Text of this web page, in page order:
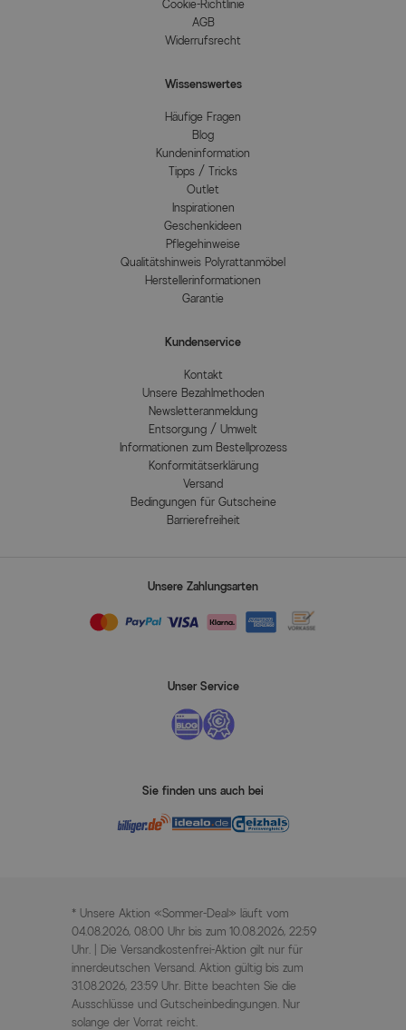
Cookie-Richtlinie
AGB
Widerrufsrecht
Wissenswertes
Häufige Fragen
Blog
Kundeninformation
Tipps / Tricks
Outlet
Inspirationen
Geschenkideen
Pflegehinweise
Qualitätshinweis Polyrattanmöbel
Herstellerinformationen
Garantie
Kundenservice
Kontakt
Unsere Bezahlmethoden
Newsletteranmeldung
Entsorgung / Umwelt
Informationen zum Bestellprozess
Konformitätserklärung
Versand
Bedingungen für Gutscheine
Barrierefreiheit
Unsere Zahlungsarten
Unser Service
Sie finden uns auch bei
* Unsere Aktion «Sommer-Deal» läuft vom
04.08.2026, 08:00 Uhr bis zum 10.08.2026, 22:59
Uhr. | Die Versandkostenfrei-Aktion gilt nur für
innerdeutschen Versand. Aktion gültig bis zum
31.08.2026, 23:59 Uhr. Bitte beachten Sie die
Ausschlüsse und Gutscheinbedingungen. Nur
solange der Vorrat reicht.